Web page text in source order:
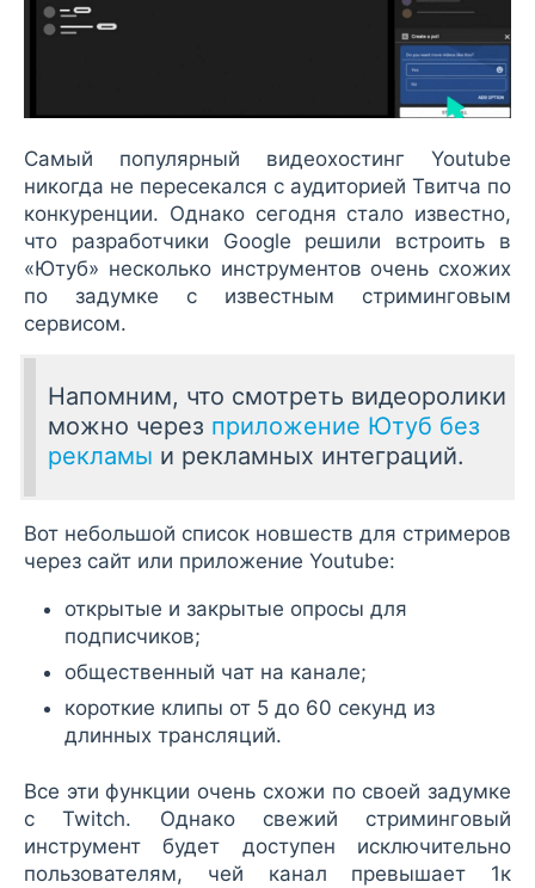
Самый популярный видеохостинг Youtube
никогда не пересекался с аудиторией Твитча по
конкуренции. Однако сегодня стало известно,
что разработчики Google решили встроить в
«Ютуб» несколько инструментов очень схожих
по задумке с известным стриминговым
сервисом.
Напомним, что смотреть видеоролики
можно через приложение Ютуб без
рекламы и рекламных интеграций.
Вот небольшой список новшеств для стримеров
через сайт или приложение Youtube:
открытые и закрытые опросы для
подписчиков;
общественный чат на канале;
короткие клипы от 5 до 60 секунд из
длинных трансляций.
Все эти функции очень схожи по своей задумке
с Twitch. Однако свежий стриминговый
инструмент будет доступен исключительно
пользователям, чей канал превышает 1к